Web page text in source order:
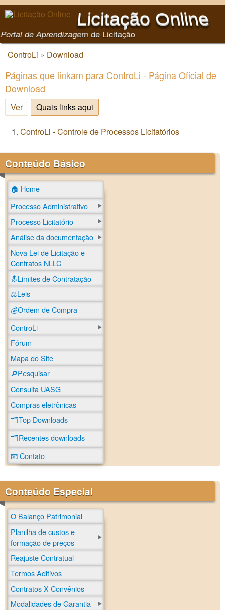
Pular para o conteúdo
principal
Licitação Online
Portal de Aprendizagem de Licitação
Você está aqui
ControLi » Download
Páginas que linkam para ControLi - Página Oficial de
Download
Ver Quais links aqui
ControLi - Controle de Processos Licitatórios
Conteúdo Básico
🏠 Home
Processo Administrativo
Processo Licitatório
Análise da documentação
Nova Lei de Licitação e
Contratos NLLC
🔝Limites de Contratação
⚖️Leis
💰Ordem de Compra
ControLi
Fórum
Mapa do Site
🔎Pesquisar
Consulta UASG
Compras eletrônicas
🗂️Top Downloads
🗂️Recentes downloads
📧 Contato
Conteúdo Especial
O Balanço Patrimonial
Planilha de custos e
formação de preços
Reajuste Contratual
Termos Aditivos
Contratos X Convênios
Modalidades de Garantia